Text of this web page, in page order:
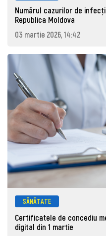
Numărul cazurilor de
Republica Moldova
03 martie 2026, 14:42
SĂNĂTATE
Certificatele de concediu
digital din 1 martie